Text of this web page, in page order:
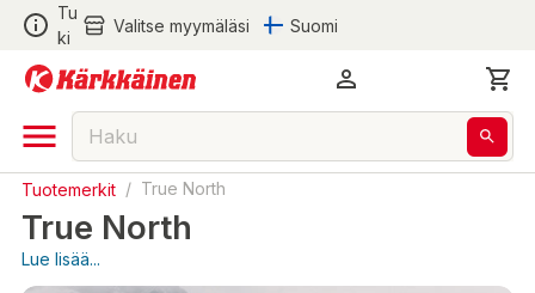
Tu
ki
Valitse myymäläsi Suomi
Tuotemerkit / True North
True North
Lue lisää...